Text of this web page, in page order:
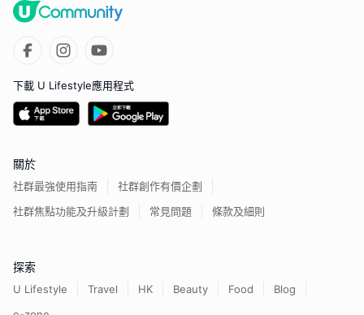
下載 U Lifestyle應用程式
關於
社群最強使用指南
社群創作有價企劃
社群焦點功能及升級計劃
常見問題 條款及細則
探索
U Lifestyle Travel HK Beauty Food
Blog